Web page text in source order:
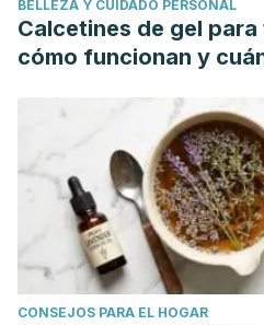
BELLEZA Y CUIDADO PERSONAL
Calcetines de gel
cómo funcionan y
CONSEJOS PARA EL HOGAR